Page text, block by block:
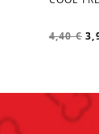
4,40 €